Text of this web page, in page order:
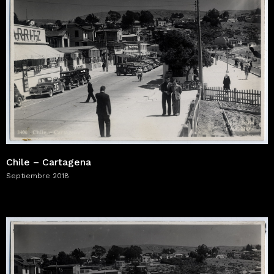
Chile – Cartagena
Septiembre 2018